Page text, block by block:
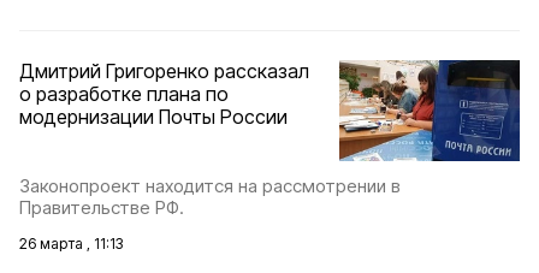
Дмитрий Григоренко рассказал
о разработке плана по
модернизации Почты России
Законопроект находится на рассмотрении в
Правительстве РФ.
26 марта , 11:13